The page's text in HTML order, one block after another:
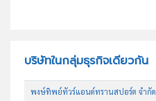
บริษัทในกลุ่มธุรกิจเดียวกัน
พงษ์ทิพย์ทัวร์แอนด์ทรานสปอร์ต จำกัด